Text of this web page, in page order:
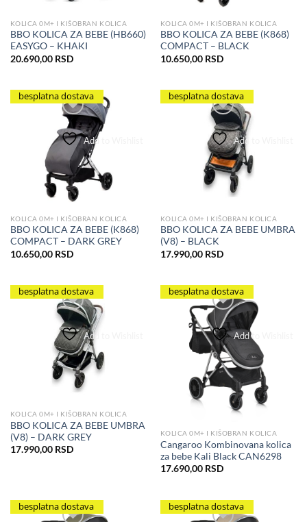
KOLICA 0M+ I KIŠOBRAN KOLICA
BBO KOLICA ZA BEBE (HB660)
EASYGO – KHAKI
20.690,00 RSD
KOLICA 0M+ I KIŠOBRAN KOLICA
BBO KOLICA ZA BEBE (K868)
COMPACT – BLACK
10.650,00 RSD
besplatna dostava
Add to Wishlist
KOLICA 0M+ I KIŠOBRAN KOLICA
BBO KOLICA ZA BEBE (K868)
COMPACT – DARK GREY
10.650,00 RSD
besplatna dostava
Add to Wishlist
KOLICA 0M+ I KIŠOBRAN KOLICA
BBO KOLICA ZA BEBE UMBRA
(V8) – BLACK
17.990,00 RSD
besplatna dostava
Add to Wishlist
KOLICA 0M+ I KIŠOBRAN KOLICA
BBO KOLICA ZA BEBE UMBRA
(V8) – DARK GREY
17.990,00 RSD
besplatna dostava
Add to Wishlist
KOLICA 0M+ I KIŠOBRAN KOLICA
Cangaroo Kombinovana kolica
za bebe Kali Black CAN6298
17.690,00 RSD
besplatna dostava besplatna dostava